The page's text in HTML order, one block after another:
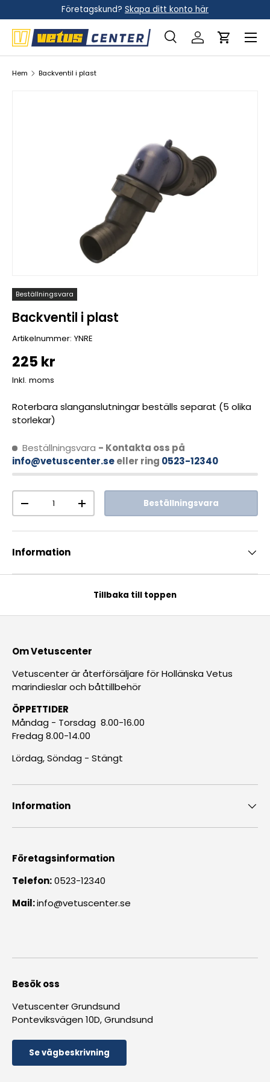
Hoppa till innehållet
Företagskund? Skapa ditt konto här
Sök
Sök Logga inVagn
Meny
Hem Backventil i plast
Beställningsvara
Backventil i plast
Artikelnummer: YNRE
225 kr
Inkl. moms
Roterbara slanganslutningar beställs separat (5 olika
storlekar)
Beställningsvara - Kontakta oss på
info@vetuscenter.seeller ring 0523-12340
Antal
-
+ Beställningsvara
Information
Tillbaka till toppen
Om Vetuscenter
Vetuscenter är återförsäljare för Hollänska Vetus
marindieslar och båttillbehör
ÖPPETTIDER
Måndag - Torsdag 8.00-16.00
Fredag 8.00-14.00
Lördag, Söndag - Stängt
Information
Företagsinformation
Telefon:0523-12340
Mail:info@vetuscenter.se
Besök oss
Vetuscenter Grundsund
Ponteviksvägen 10D, Grundsund
Se vägbeskrivning